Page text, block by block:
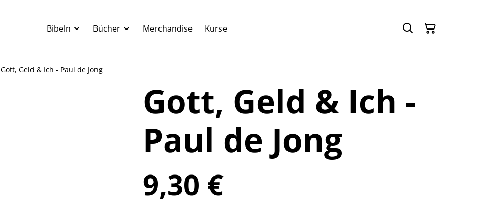
Bibeln Bücher Merchandise Kurse
Gott, Geld & Ich - Paul de Jong
Gott, Geld & Ich -
Paul de Jong
9,30 €